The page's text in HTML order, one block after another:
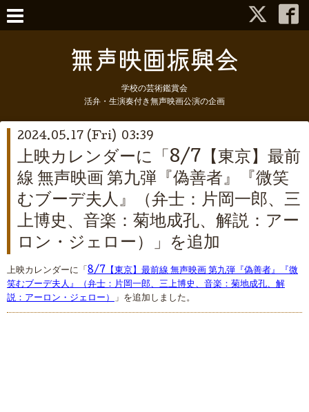
学校の芸術鑑賞会
活弁・生演奏付き無声映画公演の企画
2024.05.17 (Fri) 03:39
上映カレンダーに「8/7【東京】最前
線 無声映画 第九弾『偽善者』『微笑
むブーデ夫人』（弁士：片岡一郎、三
上博史、音楽：菊地成孔、解説：アー
ロン・ジェロー）」を追加
上映カレンダーに「 8/7【東京】最前線 無声映画 第九弾『偽善者』『微
笑むブーデ夫人』（弁士：片岡一郎、三上博史、音楽：菊地成孔、解
説：アーロン・ジェロー） 」を追加しました。